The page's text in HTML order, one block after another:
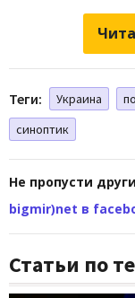
Теги: Украина
синоптик
Не пропусти
bigmir)net в
Статьи по